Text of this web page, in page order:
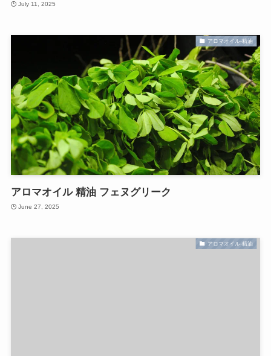
July 11, 2025
アロマオイル-精油
アロマオイル 精油 フェヌグリーク
June 27, 2025
アロマオイル-精油